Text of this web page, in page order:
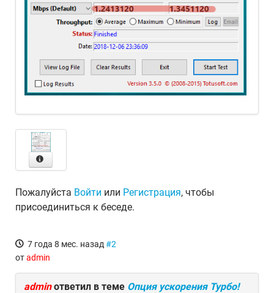
Пожалуйста Войти или Регистрация, чтобы
присоединиться к беседе.
7 года 8 мес. назад #2
отadmin
adminответил в теме Опция ускорения Турбо!